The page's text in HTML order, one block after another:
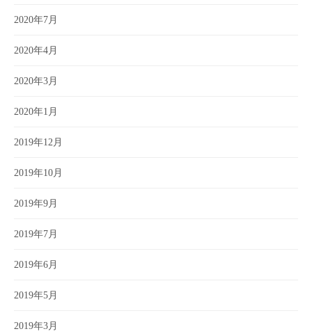
2020年7月
2020年4月
2020年3月
2020年1月
2019年12月
2019年10月
2019年9月
2019年7月
2019年6月
2019年5月
2019年3月